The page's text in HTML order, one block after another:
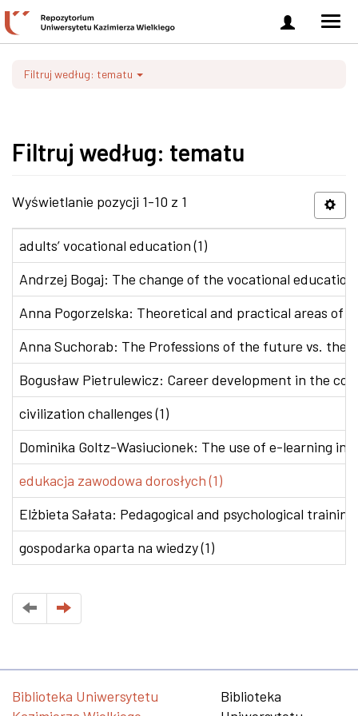
Zaloguj
się
Filtruj według: tematu
Filtruj według: tematu
Wyświetlanie pozycji 1-10 z 1
adults’ vocational education (1)
Andrzej Bogaj: The change of the vocational
Anna Pogorzelska: Theoretical and practical areas of
Anna Suchorab: The Professions of the future vs. the
Bogusław Pietrulewicz: Career development in the
civilization challenges (1)
Dominika Goltz-Wasiucionek: The use of e-learning in
edukacja zawodowa dorosłych (1)
Elżbieta Sałata: Pedagogical and psychological
gospodarka oparta na wiedzy (1)
Biblioteka Uniwersytetu
Biblioteka